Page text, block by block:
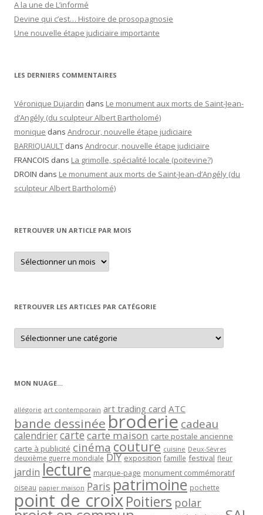
A la une de L’informé
Devine qui c’est… Histoire de prosopagnosie
Une nouvelle étape judiciaire importante
LES DERNIERS COMMENTAIRES
Véronique Dujardin dans Le monument aux morts de Saint-Jean-
d’Angély (du sculpteur Albert Bartholomé)
monique dans Androcur, nouvelle étape judiciaire
BARRIQUAULT dans Androcur, nouvelle étape judiciaire
FRANCOIS dans La grimolle, spécialité locale (poitevine?)
DROIN dans Le monument aux morts de Saint-Jean-d’Angély (du
sculpteur Albert Bartholomé)
RETROUVER UN ARTICLE PAR MOIS
Retrouver
un
article
RETROUVER LES ARTICLES PAR CATÉGORIE
Retrouver
les
articles
MON NUAGE…
allégorie art contemporain art trading card ATC
bande dessinée broderie cadeau
calendriercartecarte maison carte postale ancienne
carte à publicité cinéma couture cuisine Deux-Sèvres
deuxième guerre mondiale DIY exposition famille festival fleur
jardin lecture marque-page monument commémoratif
oiseau papier maison Paris patrimoine pochette
point de croixPoitiers polar